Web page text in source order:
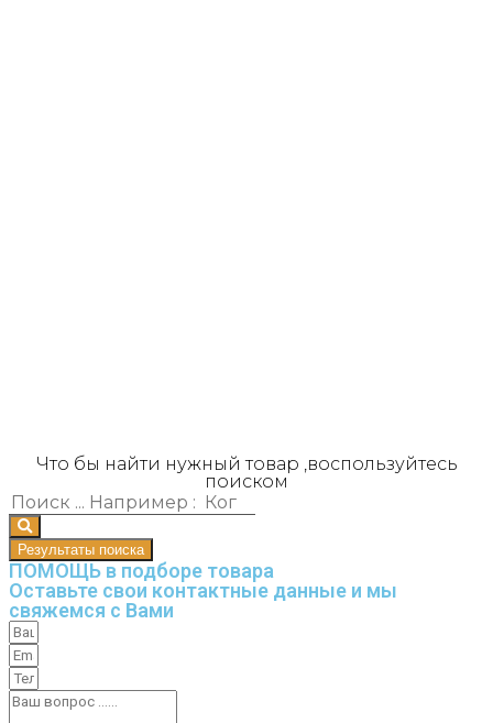
Что бы найти нужный товар ,воспользуйтесь
поиском
Результаты поиска
ПОМОЩЬ в подборе товара
Оставьте свои контактные данные и мы
свяжемся с Вами